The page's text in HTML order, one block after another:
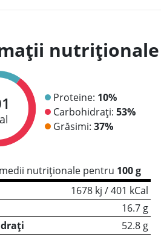
nutriționale
Proteine: 10%
Carbohidrați: 53%
Grăsimi: 37%
nutriționale pentru 100 g
1678 kj / 401 kCal
16.7 g
52.8 g